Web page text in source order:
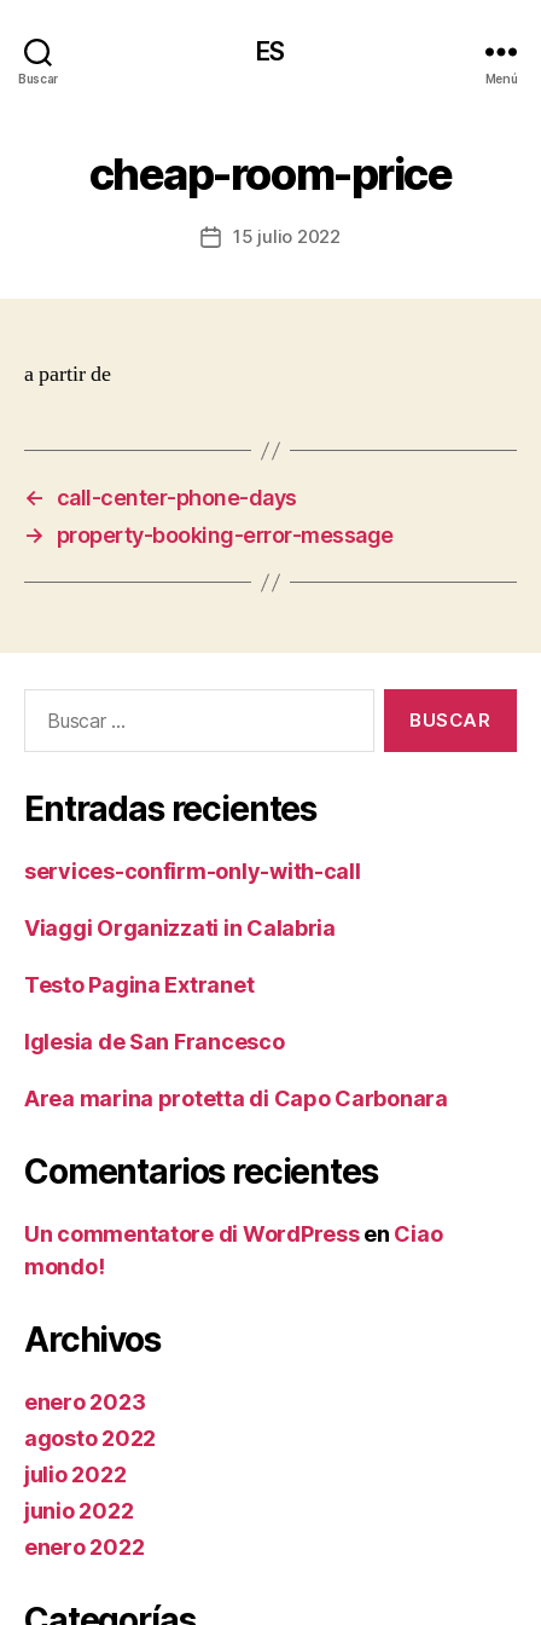
Buscar
ES
Menú
cheap-room-price
Fecha15 julio 2022
a partir de
←
call-center-phone-days
→
property-booking-error-message
Entradas recientes
services-confirm-only-with-call
Viaggi Organizzati in Calabria
Testo Pagina Extranet
Iglesia de San Francesco
Area marina protetta di Capo Carbonara
Comentarios recientes
Un commentatore di WordPressen Ciao
mondo!
Archivos
enero 2023
agosto 2022
julio 2022
junio 2022
enero 2022